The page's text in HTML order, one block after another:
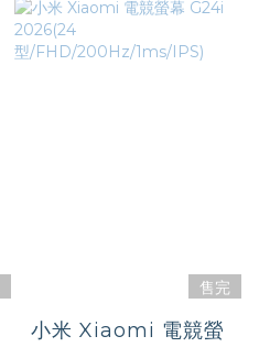
售完
小米 Xiaomi 電競螢